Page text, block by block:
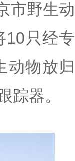
市野生动
10只经专
动物放归
踪器。